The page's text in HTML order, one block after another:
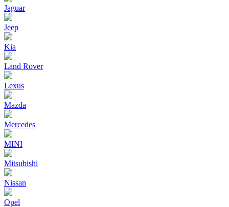
Jaguar
Jeep
Kia
Land Rover
Lexus
Mazda
Mercedes
MINI
Mitsubishi
Nissan
Opel